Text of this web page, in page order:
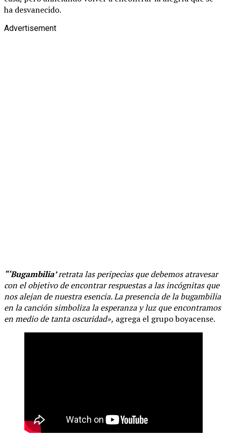
ha desvanecido.
Advertisement
“‘Bugambilia’retrata las peripecias que debemos atravesar
con el objetivo de encontrar respuestas a las incógnitas que
nos alejan de nuestra esencia. La presencia de la bugambilia
en la canción simboliza la esperanza y luz que encontramos
en medio de tanta oscuridad», agrega el grupo boyacense.